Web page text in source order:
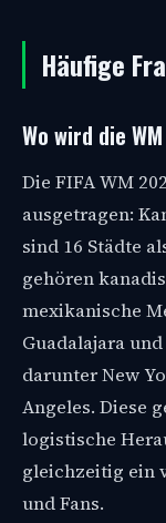
Häufige
Wo wird die
Die FIFA WM
ausgetragen:
sind 16 Städte
gehören
mexikanische
Guadalajara
darunter New
Angeles. Diese
logistische
gleichzeitig ein
und Fans.